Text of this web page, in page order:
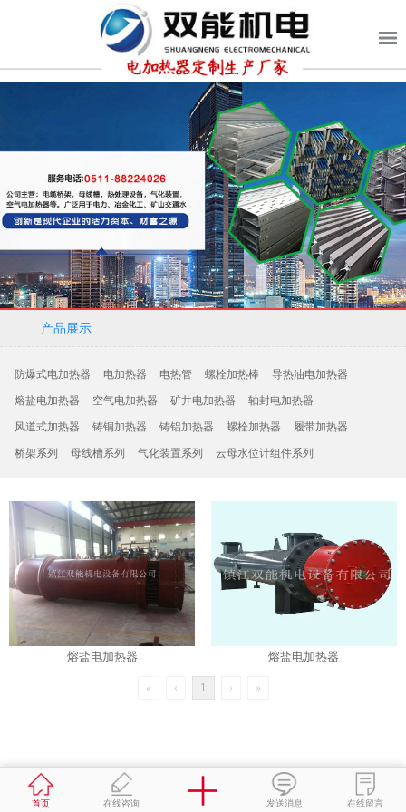
产品展示
防爆式电加热器 电加热器 电热管 螺栓加热棒 导热油电加热器
熔盐电加热器 空气电加热器 矿井电加热器 轴封电加热器
风道式加热器 铸铜加热器 铸铝加热器 螺栓加热器 履带加热器
桥架系列 母线槽系列 气化装置系列 云母水位计组件系列
熔盐电加热器 熔盐电加热器
« ‹ 1 › »
首页 在线咨询 发送消息 在线留言